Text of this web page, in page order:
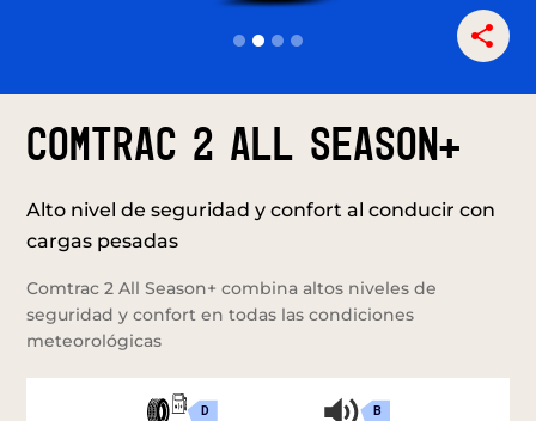
COMTRAC 2 ALL SEASON+
Alto nivel de seguridad y confort al conducir con
cargas pesadas
Comtrac 2 All Season+ combina altos niveles de
seguridad y confort en todas las condiciones
meteorológicas
D B